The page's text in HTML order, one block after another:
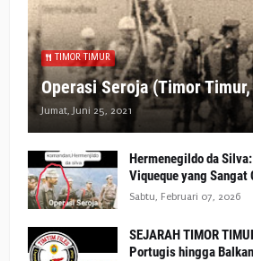
TIMOR TIMUR
Operasi Seroja (Timor
Jumat, Juni 25, 2021
Hermenegildo da
Viqueque yang Sangat
Sabtu, Februari 07, 2026
SEJARAH TIMOR
Portugis hingga